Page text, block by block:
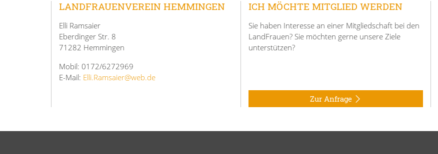
LANDFRAUENVEREIN HEMMINGEN
Elli Ramsaier
Eberdinger Str. 8
71282 Hemmingen
Mobil: 0172/6272969
E-Mail: Elli.Ramsaier@web.de
ICH MÖCHTE MITGLIED WERDEN
Sie haben Interesse an einer Mitgliedschaft bei den
LandFrauen? Sie möchten gerne unsere Ziele
unterstützen?
Zur Anfrage